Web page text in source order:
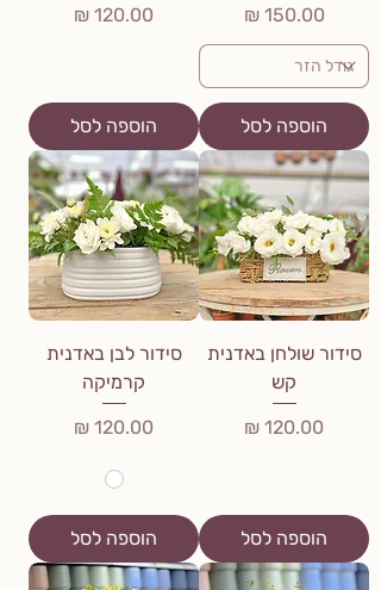
מחיר
הוספה לסל
מחיר
הוספה לסל
סידור שולחן באדנית
קש
מחיר
הוספה לסל
סידור לבן באדנית
קרמיקה
מחיר
הוספה לסל